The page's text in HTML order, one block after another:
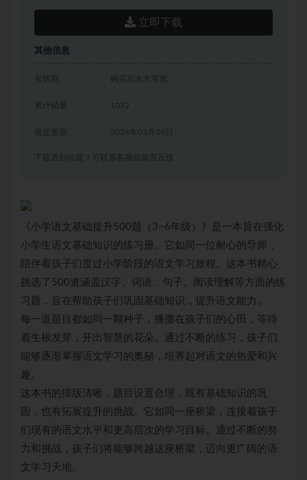
立即下载
其他信息
有效期 购买后永久有效
累计销量 1072
2024年03月24日
下载遇到问题？可联系客服或留言反馈
《 小学语文基础提升500题（3~6年级）》是一本旨在强化
小学生语文基础知识的练习册。它如同一位耐心的导师，
陪伴着孩子们度过小学阶段的语文学习旅程。这本书精心
挑选了500道涵盖汉字、词语、句子、阅读理解等方面的练
习题，旨在帮助孩子们巩固基础知识，提升语文能力。
每一道题目都如同一颗种子，播撒在孩子们的心田，等待
着生根发芽，开出智慧的花朵。通过不断的练习，孩子们
能够逐渐掌握语文学习的奥秘，培养起对语文的热爱和兴
趣。
这本书的排版清晰，题目设置合理，既有基础知识的巩
固，也有拓展提升的挑战。它如同一座桥梁，连接着孩子
们现有的语文水平和更高层次的学习目标。通过不断的努
力和挑战，孩子们将能够跨越这座桥梁，迈向更广阔的语
文学习天地。